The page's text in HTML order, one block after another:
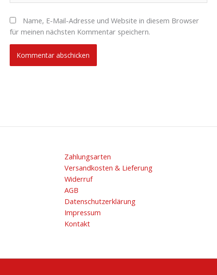
Name, E-Mail-Adresse und Website in diesem Browser
für meinen nächsten Kommentar speichern.
Zahlungsarten
Versandkosten & Lieferung
Widerruf
AGB
Datenschutzerklärung
Impressum
Kontakt